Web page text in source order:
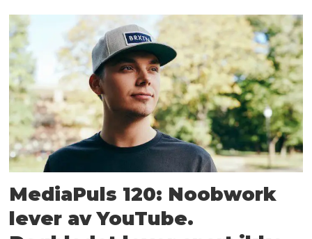
MediaPuls 120: Noobwork
lever av YouTube.